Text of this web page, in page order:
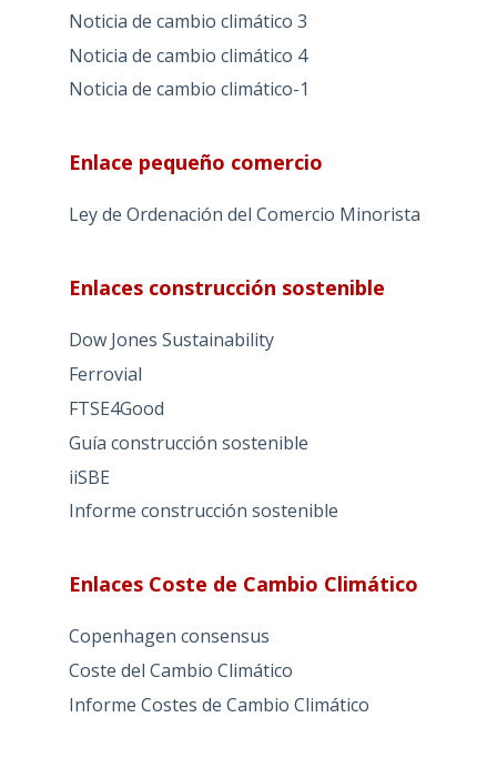
Noticia de cambio climático 3
Noticia de cambio climático 4
Noticia de cambio climático-1
Enlace pequeño comercio
Ley de Ordenación del Comercio Minorista
Enlaces construcción sostenible
Dow Jones Sustainability
Ferrovial
FTSE4Good
Guía construcción sostenible
iiSBE
Informe construcción sostenible
Enlaces Coste de Cambio Climático
Copenhagen consensus
Coste del Cambio Climático
Informe Costes de Cambio Climático